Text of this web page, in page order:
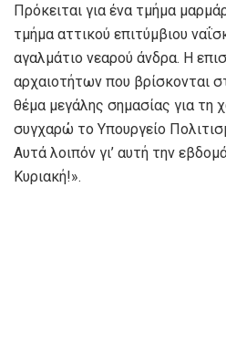
Πρόκειται για ένα τμήμα
τμήμα αττικού επιτύμβιου
αγαλμάτιο νεαρού άνδρα. Η
αρχαιοτήτων που βρίσκονται
θέμα μεγάλης σημασίας για τη
συγχαρώ το Υπουργείο
Αυτά λοιπόν γι’ αυτή την
Κυριακή!».